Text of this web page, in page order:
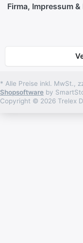
Firma, Impressum
* Alle Preise inkl. MwSt.,
Shopsoftware by
Copyright © 2026 Trelex